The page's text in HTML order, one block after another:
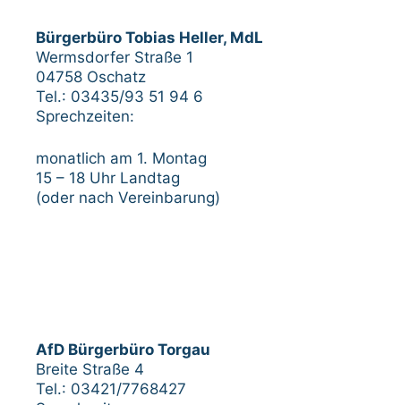
Bürgerbüro Tobias Heller, MdL
Wermsdorfer Straße 1
04758 Oschatz
Tel.: 03435/93 51 94 6
Sprechzeiten:
monatlich am 1. Montag
15 – 18 Uhr Landtag
(oder nach Vereinbarung)
AfD Bürgerbüro Torgau
Breite Straße 4
Tel.: 03421/7768427